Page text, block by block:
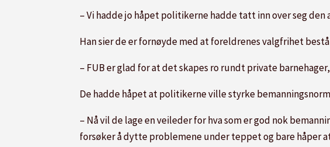
– Vi hadde jo håpet politikerne hadde tatt inn over seg
Han sier de er fornøyde med at foreldrenes valgfrihet
– FUB er glad for at det skapes ro rundt private
De hadde håpet at politikerne ville styrke
– Nå vil de lage en veileder for hva som er god nok
forsøker å dytte problemene under teppet og bare håper